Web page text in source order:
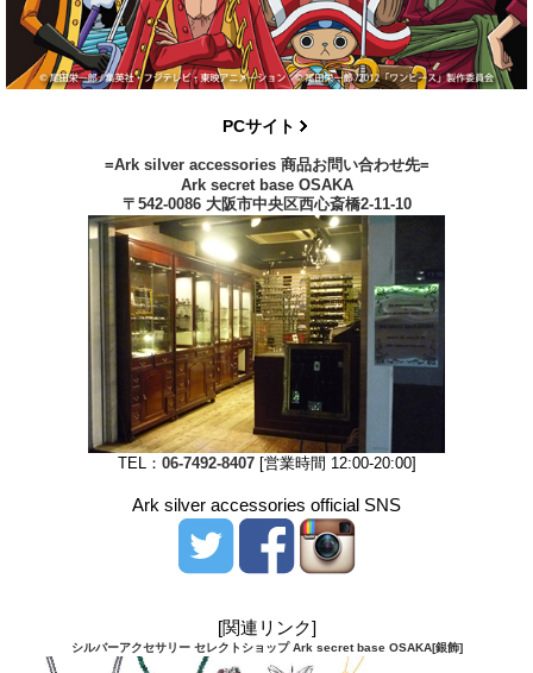
PCサイト
=Ark silver accessories 商品お問い合わせ先=
Ark secret base OSAKA
〒542-0086 大阪市中央区西心斎橋2-11-10
TEL： 06-7492-8407[営業時間 12:00-20:00]
Ark silver accessories official SNS
[関連リンク]
シルバーアクセサリー セレクトショップ Ark secret base OSAKA[銀飾]